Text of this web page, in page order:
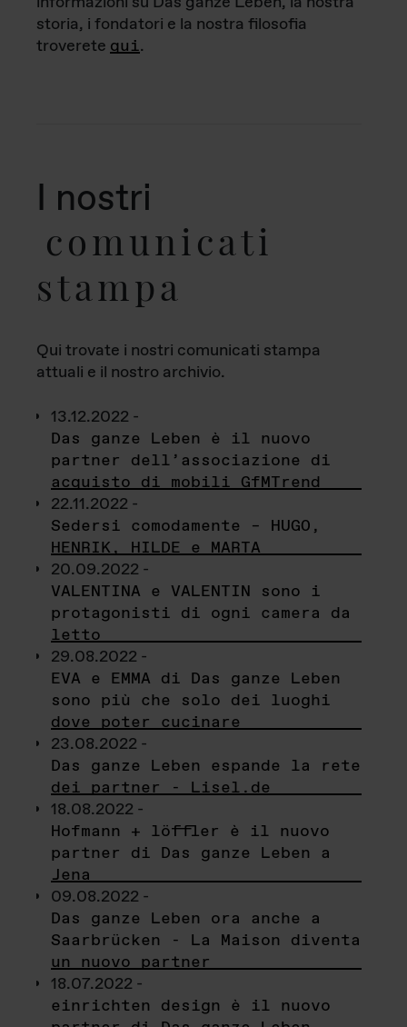
storia, i fondatori e la nostra filosofia
troverete qui.
I nostri
comunicati
stampa
Qui trovate i nostri comunicati stampa
attuali e il nostro archivio.
13.12.2022 -
Das ganze Leben è il nuovo
partner dell’associazione di
acquisto di mobili GfMTrend
22.11.2022 -
Sedersi comodamente – HUGO,
HENRIK, HILDE e MARTA
20.09.2022 -
VALENTINA e VALENTIN sono i
protagonisti di ogni camera da
letto
29.08.2022 -
EVA e EMMA di Das ganze Leben
sono più che solo dei luoghi
dove poter cucinare
23.08.2022 -
Das ganze Leben espande la rete
dei partner - Lisel.de
18.08.2022 -
Hofmann + löffler è il nuovo
partner di Das ganze Leben a
Jena
09.08.2022 -
Das ganze Leben ora anche a
Saarbrücken - La Maison diventa
un nuovo partner
18.07.2022 -
einrichten design è il nuovo